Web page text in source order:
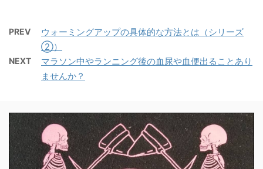
PREV
ウォーミングアップの具体的な方法とは（シリーズ
②）
NEXT
マラソン中やランニング後の血尿や血便出ることあり
ませんか？